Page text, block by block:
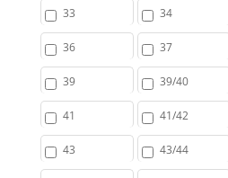
33 34
36 37
39 39/40
41 41/42
43 43/44